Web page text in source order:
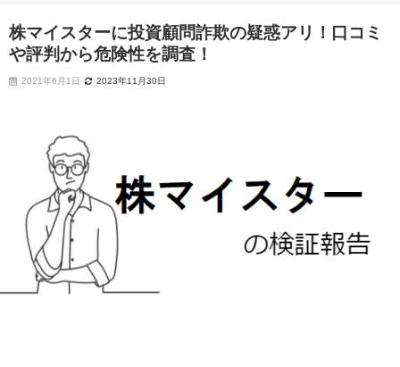
株マイスターに投資顧問詐欺の疑惑アリ！口コミ
や評判から危険性を調査！
2021年6月1日 2023年11月30日